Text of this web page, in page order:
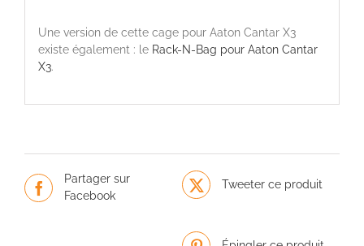
Une version de cette cage pour Aaton Cantar X3
existe également : le Rack-N-Bag pour Aaton Cantar
X3.
Partager sur
Facebook
Tweeter ce produit